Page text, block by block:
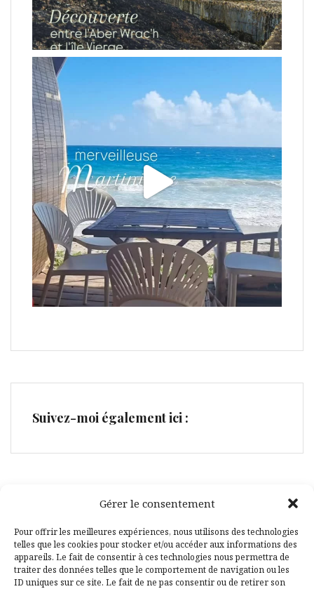
Gérer le consentement
Pour offrir les meilleures expériences, nous utilisons des technologies
telles que les cookies pour stocker et/ou accéder aux informations des
appareils. Le fait de consentir à ces technologies nous permettra de
traiter des données telles que le comportement de navigation ou les
ID uniques sur ce site. Le fait de ne pas consentir ou de retirer son
Suivez-moi également ici :
Facebook
Pinterest